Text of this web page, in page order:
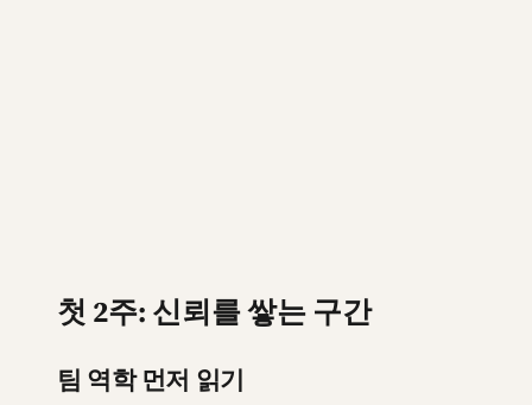
첫 2주: 신뢰를 쌓는 구간
팀 역학 먼저 읽기